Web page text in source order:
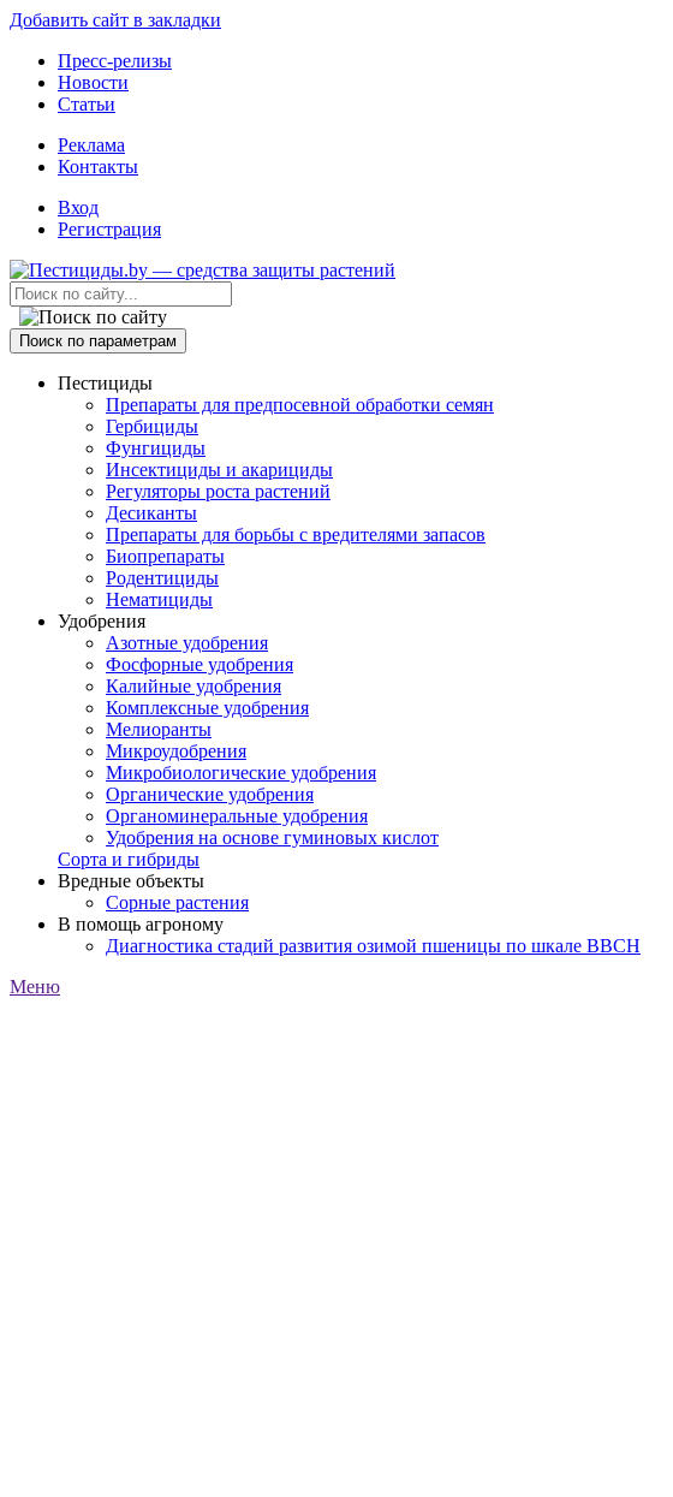
Добавить сайт в закладки
Пресс-релизы
Новости
Статьи
Реклама
Контакты
Вход
Регистрация
Поиск по параметрам
Пестициды
Препараты для предпосевной обработки семян
Гербициды
Фунгициды
Инсектициды и акарициды
Регуляторы роста растений
Десиканты
Препараты для борьбы с вредителями запасов
Биопрепараты
Родентициды
Нематициды
Удобрения
Азотные удобрения
Фосфорные удобрения
Калийные удобрения
Комплексные удобрения
Мелиоранты
Микроудобрения
Микробиологические удобрения
Органические удобрения
Органоминеральные удобрения
Удобрения на основе гуминовых кислот
Сорта и гибриды
Вредные объекты
Сорные растения
В помощь агроному
Диагностика стадий развития озимой пшеницы по шкале ВВСН
Меню